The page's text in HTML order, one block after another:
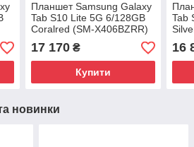
Планшет Samsung Galaxy
Tab S10 Lite 5G 6/128GB
Coralred (SM-X406BZRR)
17 170₴
Купити
Tab
16
новинки